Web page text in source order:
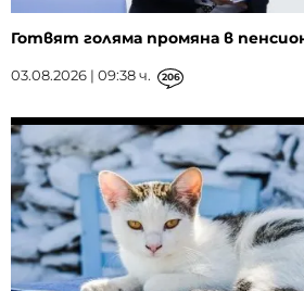
Готвят голяма промяна в
03.08.2026 | 09:38 ч. 206